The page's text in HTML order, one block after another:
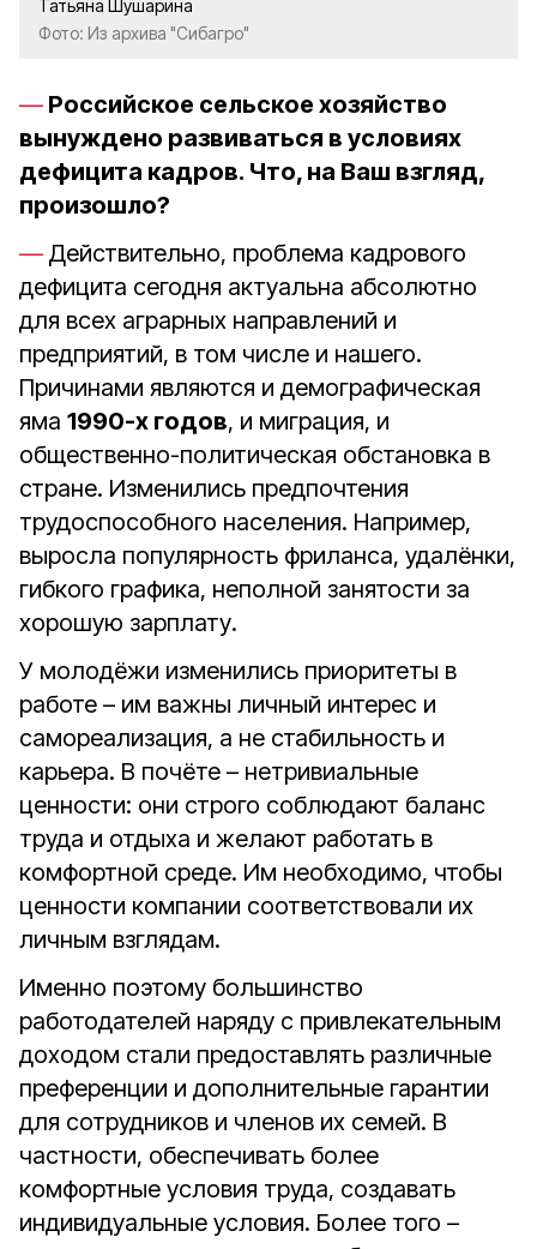
Татьяна Шушарина
Фото: Из архива "Сибагро"
Российское сельское хозяйство
вынуждено развиваться в условиях
дефицита кадров. Что, на Ваш взгляд,
произошло?
Действительно, проблема кадрового
дефицита сегодня актуальна абсолютно
для всех аграрных направлений и
предприятий, в том числе и нашего.
Причинами являются и демографическая
яма 1990-х годов, и миграция, и
общественно-политическая обстановка в
стране. Изменились предпочтения
трудоспособного населения. Например,
выросла популярность фриланса, удалёнки,
гибкого графика, неполной занятости за
хорошую зарплату.
У молодёжи изменились приоритеты в
работе – им важны личный интерес и
самореализация, а не стабильность и
карьера. В почёте – нетривиальные
ценности: они строго соблюдают баланс
труда и отдыха и желают работать в
комфортной среде. Им необходимо, чтобы
ценности компании соответствовали их
личным взглядам.
Именно поэтому большинство
работодателей наряду с привлекательным
доходом стали предоставлять различные
преференции и дополнительные гарантии
для сотрудников и членов их семей. В
частности, обеспечивать более
комфортные условия труда, создавать
индивидуальные условия. Более того –